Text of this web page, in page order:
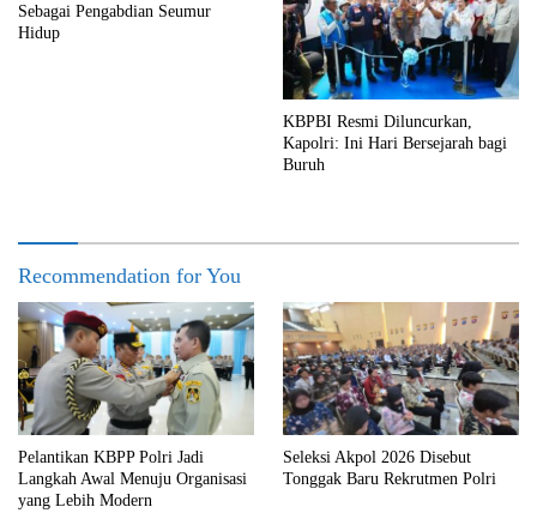
Sebagai Pengabdian Seumur
Hidup
KBPBI Resmi Diluncurkan,
Kapolri: Ini Hari Bersejarah bagi
Buruh
Recommendation for You
Pelantikan KBPP Polri Jadi
Langkah Awal Menuju Organisasi
yang Lebih Modern
Seleksi Akpol 2026 Disebut
Tonggak Baru Rekrutmen Polri